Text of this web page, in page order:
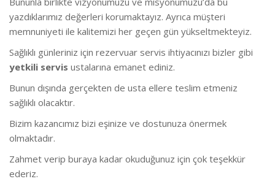
yazdıklarımız değerleri korumaktayız. Ayrıca müşteri
memnuniyeti ile kalitemizi her geçen gün yükseltmekteyiz.
Sağlıklı günleriniz için rezervuar servis ihtiyacınızı bizler gibi
yetkili servis ustalarına emanet ediniz.
Bunun dışında gerçekten de usta ellere teslim etmeniz
sağlıklı olacaktır.
Bizim kazancımız bizi eşinize ve dostunuza önermek
olmaktadır.
Zahmet verip buraya kadar okuduğunuz için çok teşekkür
ederiz.